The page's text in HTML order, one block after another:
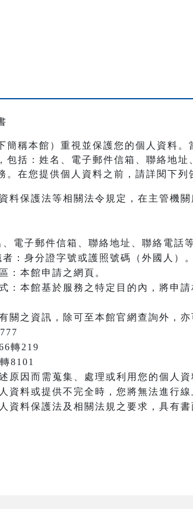
簡稱本館）重視並保護您的個人資料
包括：姓名、電子郵件信箱、聯絡地
。在您提供個人資料之前，請詳閱下列
料保護法等相關法令規定，在主管機
電子郵件信箱、聯絡地址、聯絡電話等
：身分證字號或護照號碼（外國人）。
：本館申請之網頁。
：本館基於服務之特定目的內，將申
關之資訊，除可至本館官網查詢外，亦
轉219
8101
原因而需蒐集、處理或利用您的個人
資料或提供不完全時，您將無法進行線
資料保護法及相關法規之要求，具有